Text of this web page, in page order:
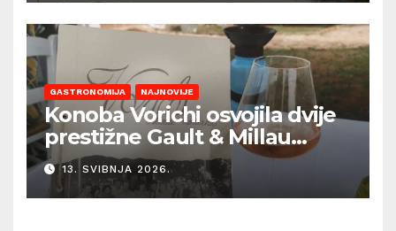
GASTRONOMIJA NAJNOVIJE
Konoba Vorichi osvojila dvije
prestižne Gault & Millau
kapice
13. SVIBNJA 2026.